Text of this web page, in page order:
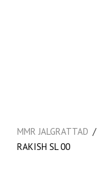
MMR JALGRATTAD /
RAKISH SL 00